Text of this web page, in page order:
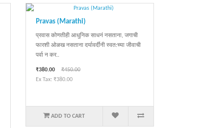
Pravas (Marathi)
प्रवास कोणतीही आधुनिक साधनं नसताना, जगाची
फारशी ओळख नसताना दर्यावर्दींनी स्वत:च्या जीवाची
पर्वा न कर..
₹380.00
₹450.00
Ex Tax: ₹380.00
ADD TO CART